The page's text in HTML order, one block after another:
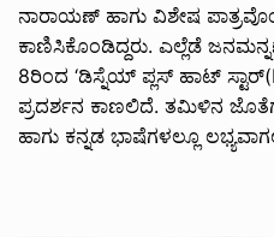
ನಾರಾಯಣ್ ಹಾಗು ವಿಶೇಷ
ಕಾಣಿಸಿಕೊಂಡಿದ್ದರು. ಎಲ್ಲೆಡೆ
8ರಿಂದ ‘ಡಿಸ್ನೆಯ್ ಪ್ಲಸ್ ಹಾಟ್
ಪ್ರದರ್ಶನ ಕಾಣಲಿದೆ. ತಮಿಳಿನ
ಹಾಗು ಕನ್ನಡ ಭಾಷೆಗಳಲ್ಲೂ